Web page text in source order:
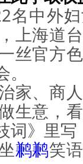
名中外
上海道
丝官方
家、商
生意，
词》里写
鹣鹣笑